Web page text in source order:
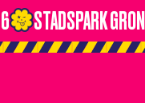
STADSPARK